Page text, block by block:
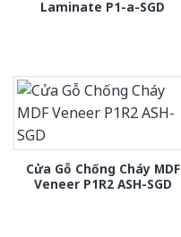
Laminate P1-a-SGD
Cửa Gỗ Chống Cháy MDF
Veneer P1R2 ASH-SGD